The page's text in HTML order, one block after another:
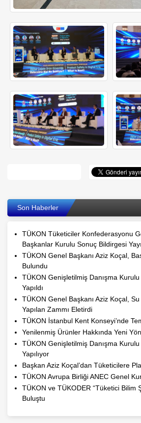
Son Haberler
TÜKON Tüketiciler Konfederasyonu
Başkanlar Kurulu Sonuç Bildirgesi
TÜKON Genel Başkanı Aziz Koçal,
Bulundu
TÜKON Genişletilmiş Danışma Kurulu
Yapıldı
TÜKON Genel Başkanı Aziz Koçal,
Yapılan Zammı Eletirdi
TÜKON İstanbul Kent Konseyi’nde
Yenilenmiş Ürünler Hakkında Yeni
TÜKON Genişletilmiş Danışma Kurulu
Yapılıyor
Başkan Aziz Koçal’dan Tüketicilere
TÜKON Avrupa Birliği ANEC Genel
TÜKON ve TÜKODER “Tüketici Bilim
Buluştu